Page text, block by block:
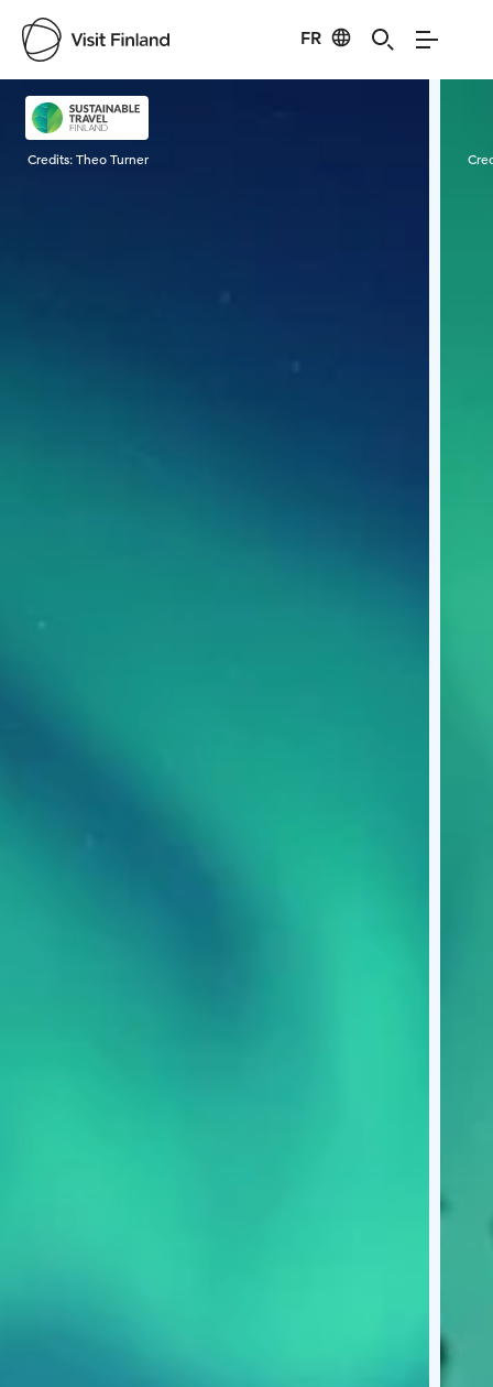
FR
Visit Finland
Credits:Theo Turner